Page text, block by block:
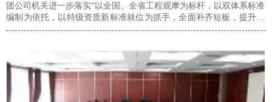
团公司机关进一步落实“以全国、全省工程观摩为标杆，以双体系标准
编制为依托，以特级资质新标准就位为抓手，全面补齐短板，提升管
理水平”的思路，针对上半年工作中发现的问题和不足，制定对标学习
标杆、解剖差距和不足，制定改进措施和具体考核时间节点，以标杆
为榜样，进一步提高员工能力素质，提升全员综合管理水平。